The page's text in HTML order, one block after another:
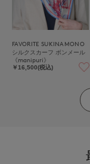
FAVORITE SUKINAMONO
シルクスカーフ ボンメール
《manipuri》
￥16,500(税込)